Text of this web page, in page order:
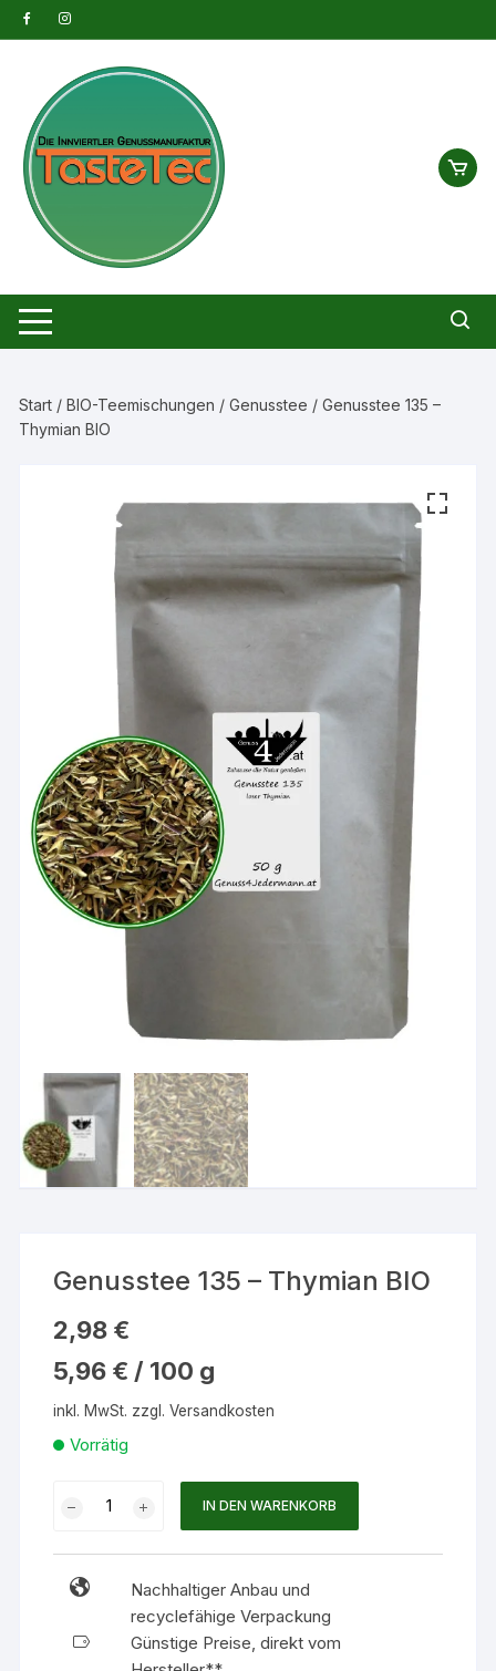
Zum
Inhalt
Start /BIO-Teemischungen /Genusstee / Genusstee 135 –
Thymian BIO
Genusstee 135 – Thymian BIO
2,98 €
5,96 € / 100 g
inkl. MwSt. zzgl.Versandkosten
Vorrätig
BIO
IN DEN WARENKORB
Nachhaltiger Anbau und
recyclefähige Verpackung
Günstige Preise, direkt vom